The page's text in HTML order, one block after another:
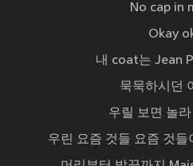
No cap in
Okay
내 coat는 Jean
묵묵하시던
우릴 보면 놀
우린 요즘 것들 요즘 것